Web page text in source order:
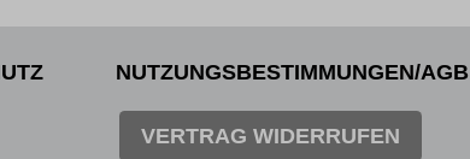
NUTZUNGSBESTIMMUNGEN/AGB
VERTRAG WIDERRUFEN